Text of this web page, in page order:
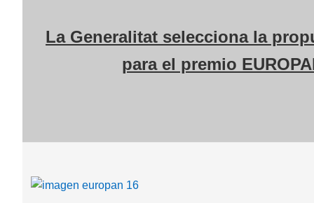
La Generalitat selecciona la
para el premio